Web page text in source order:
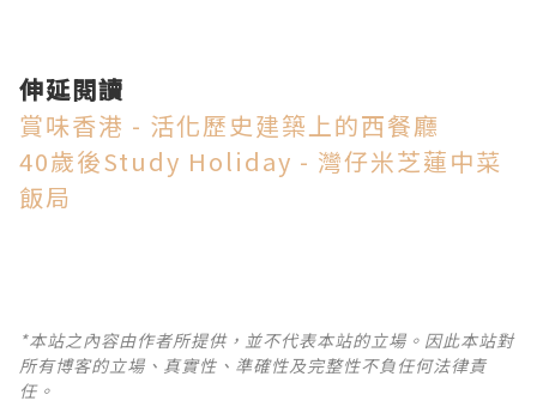
伸延閱讀
賞味香港 - 活化歷史建築上的西餐廳
40歲後Study Holiday - 灣仔米芝蓮中菜
飯局
*本站之內容由作者所提供，並不代表本站的立場。因此本站對
所有博客的立場、真實性、準確性及完整性不負任何法律責
任。